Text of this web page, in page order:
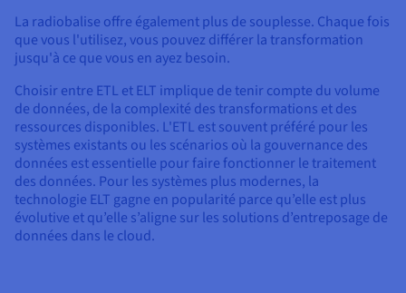
La radiobalise offre également plus de souplesse. Chaque fois
que vous l'utilisez, vous pouvez différer la transformation
jusqu'à ce que vous en ayez besoin.
Choisir entre ETL et ELT implique de tenir compte du volume
de données, de la complexité des transformations et des
ressources disponibles. L'ETL est souvent préféré pour les
systèmes existants ou les scénarios où la gouvernance des
données est essentielle pour faire fonctionner le traitement
des données. Pour les systèmes plus modernes, la
technologie ELT gagne en popularité parce qu’elle est plus
évolutive et qu’elle s’aligne sur les solutions d’entreposage de
données dans le cloud.